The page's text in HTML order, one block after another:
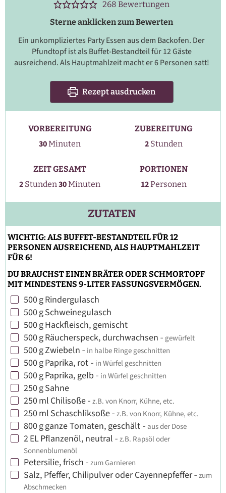
268 Bewertungen
Sterne anklicken zum Bewerten
Ein unkompliziertes Party Essen aus dem Backofen. Der
Pfundtopf ist als Buffet-Bestandteil für 12 Gäste
ausreichend. Als Hauptmahlzeit macht er 6 Personen satt!
Rezept ausdrucken
VORBEREITUNG
30Minuten
Minuten
ZUBEREITUNG
2Stunden
Stunden
ZEIT GESAMT
2Stunden
Stunden30Minuten
Minuten
PORTIONEN
12Personen
ZUTATEN
WICHTIG: ALS BUFFET-BESTANDTEIL FÜR 12
PERSONEN AUSREICHEND, ALS HAUPTMAHLZEIT
FÜR 6!
DU BRAUCHST EINEN BRÄTER ODER SCHMORTOPF
MIT MINDESTENS 9-LITER FASSUNGSVERMÖGEN.
▢
500gRindergulasch
▢
500gSchweinegulasch
▢
500gHackfleisch, gemischt
▢
500gRäucherspeck, durchwachsen - gewürfelt
▢
500gZwiebeln - in halbe Ringe geschnitten
▢
500gPaprika, rot - in Würfel geschnitten
▢
500gPaprika, gelb - in Würfel geschnitten
▢
250gSahne
▢
250ml Chilisoße - z.B. von Knorr, Kühne, etc.
▢
250ml Schaschliksoße - z.B. von Knorr, Kühne, etc.
▢
800gganze Tomaten, geschält - aus der Dose
▢
2ELPflanzenöl, neutral - z.B. Rapsöl oder
Sonnenblumenöl
▢
Petersilie, frisch - zum Garnieren
▢
Salz, Pfeffer, Chilipulver oder Cayennepfeffer- zum
Abschmecken